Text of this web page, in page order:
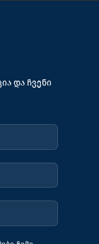
და ჩვენი